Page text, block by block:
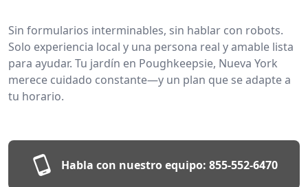
Sin formularios interminables, sin hablar con robots.
Solo experiencia local y una persona real y amable lista
para ayudar. Tu jardín en Poughkeepsie, Nueva York
merece cuidado constante—y un plan que se adapte a
tu horario.
Habla con nuestro equipo: 855-552-6470